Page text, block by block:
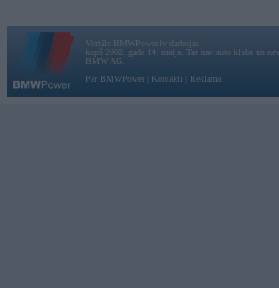
Vortāls BMWPower.lv darbojas
kopš 2002. gada 14. maija. Tas nav auto klubs un
BMW AG.
Par BMWPower
Kontakti Reklāma